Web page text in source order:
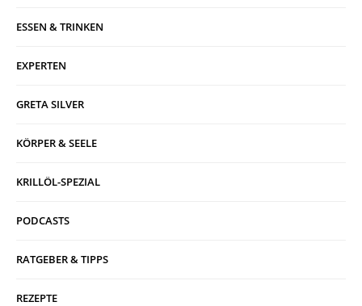
ESSEN & TRINKEN
EXPERTEN
GRETA SILVER
KÖRPER & SEELE
KRILLÖL-SPEZIAL
PODCASTS
RATGEBER & TIPPS
REZEPTE